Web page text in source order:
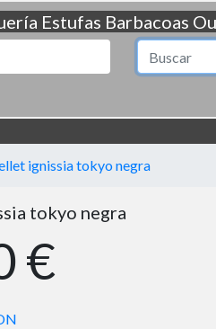
Estufas Barbacoas
ignissia tokyo negra
tokyo negra
€